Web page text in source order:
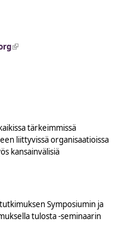
(link is external)
tärkeimmissä
liittyvissä organisaatioissa
kansainvälisiä
Symposiumin ja
tulosta -seminaarin